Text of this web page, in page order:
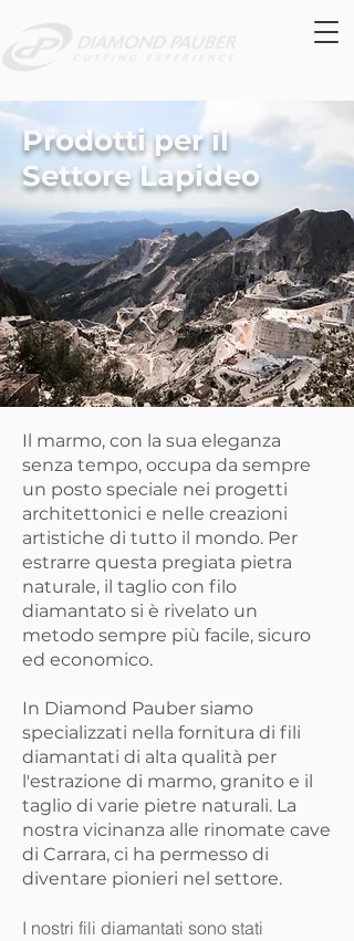
Prodotti per il
Settore Lapideo
Il marmo, con la sua eleganza
senza tempo, occupa da sempre
un posto speciale nei progetti
architettonici e nelle creazioni
artistiche di tutto il mondo. Per
estrarre questa pregiata pietra
naturale, il taglio con filo
diamantato si è rivelato un
metodo sempre più facile, sicuro
ed economico.
In Diamond Pauber siamo
specializzati nella fornitura di fili
diamantati di alta qualità per
l'estrazione di marmo, granito e il
taglio di varie pietre naturali. La
nostra vicinanza alle rinomate cave
di Carrara, ci ha permesso di
diventare pionieri nel settore.
I nostri fili diamantati sono stati